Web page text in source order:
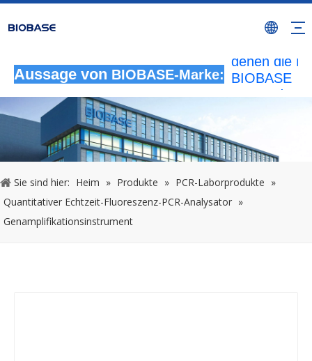
Aussage von BIOBASE-Marke:
Alle nicht
autorisierten
denen die
BIOBASE
verwendet
Verletzung
Haftung
20240510
Sie sind hier: Heim » Produkte » PCR-Laborprodukte »
Quantitativer Echtzeit-Fluoreszenz-PCR-Analysator »
Genamplifikationsinstrument